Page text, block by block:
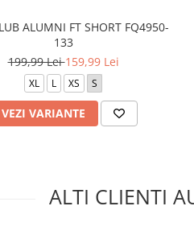
ALUMNI FT SHORT FQ4950-
133
199,99 Lei159,99 Lei
XL L XS S
VEZI VARIANTE
ALTI CLIENTI